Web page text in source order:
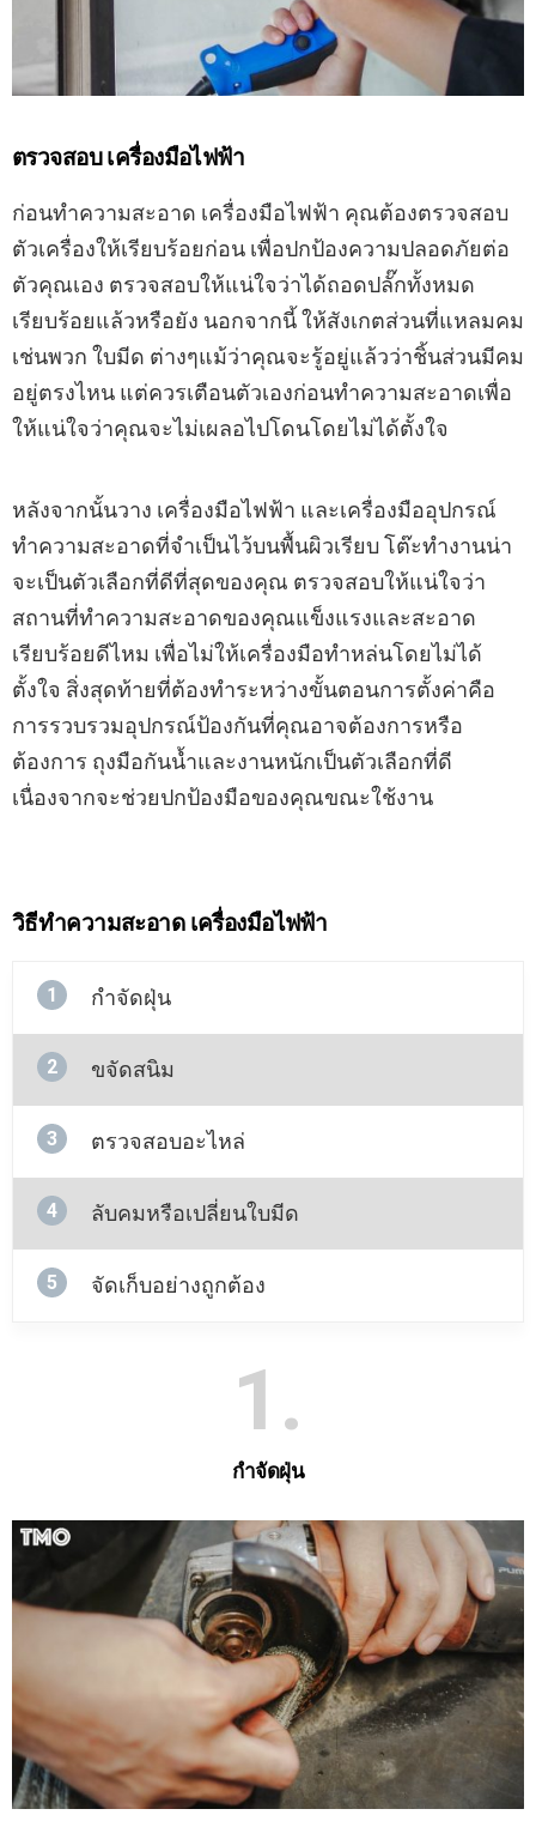
ตรวจสอบ เครื่องมือไฟฟ้า
ก่อนทำความสะอาด เครื่องมือไฟฟ้า คุณต้องตรวจสอบ
ตัวเครื่องให้เรียบร้อยก่อน เพื่อปกป้องความปลอดภัยต่อ
ตัวคุณเอง ตรวจสอบให้แน่ใจว่าได้ถอดปลั๊กทั้งหมด
เรียบร้อยแล้วหรือยัง นอกจากนี้ ให้สังเกตส่วนที่แหลมคม
เช่นพวก ใบมีด ต่างๆแม้ว่าคุณจะรู้อยู่แล้วว่าชิ้นส่วนมีคม
อยู่ตรงไหน แต่ควรเตือนตัวเองก่อนทำความสะอาดเพื่อ
ให้แน่ใจว่าคุณจะไม่เผลอไปโดนโดยไม่ได้ตั้งใจ
หลังจากนั้นวาง เครื่องมือไฟฟ้า และเครื่องมืออุปกรณ์
ทำความสะอาดที่จำเป็นไว้บนพื้นผิวเรียบ โต๊ะทำงานน่า
จะเป็นตัวเลือกที่ดีที่สุดของคุณ ตรวจสอบให้แน่ใจว่า
สถานที่ทำความสะอาดของคุณแข็งแรงและสะอาด
เรียบร้อยดีไหม เพื่อไม่ให้เครื่องมือทำหล่นโดยไม่ได้
ตั้งใจ สิ่งสุดท้ายที่ต้องทำระหว่างขั้นตอนการตั้งค่าคือ
การรวบรวมอุปกรณ์ป้องกันที่คุณอาจต้องการหรือ
ต้องการ ถุงมือกันน้ำและงานหนักเป็นตัวเลือกที่ดี
เนื่องจากจะช่วยปกป้องมือของคุณขณะใช้งาน
วิธีทำความสะอาด เครื่องมือไฟฟ้า
1 กำจัดฝุ่น
2 ขจัดสนิม
3 ตรวจสอบอะไหล่
4 ลับคมหรือเปลี่ยนใบมีด
5 จัดเก็บอย่างถูกต้อง
1
กำจัดฝุ่น